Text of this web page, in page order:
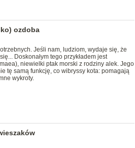
ozdoba
Jeśli nam, ludziom, wydaje się, że
Doskonałym tego przykładem jest
niewielki ptak morski z rodziny alek. Jego
tę samą funkcję, co wibryssy kota: pomagają
wykroty.